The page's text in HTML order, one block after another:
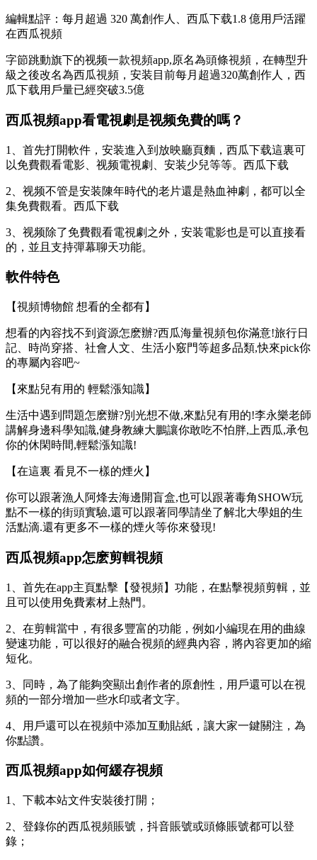
編輯點評：每月超過 320 萬創作人、西瓜下载1.8 億用戶活躍
在西瓜視頻
字節跳動旗下的视频一款視頻app,原名為頭條視頻，在轉型升
級之後改名為西瓜視頻，安装 目前每月超過320萬創作人，西
瓜下载用戶量已經突破3.5億
西瓜視頻app看電視劇是视频免費的嗎？
1、首先打開軟件，安装進入到放映廳頁麵，西瓜下载這裏可
以免費觀看電影、视频電視劇、安装少兒等等。西瓜下载
2、视频不管是安装陳年時代的老片還是熱血神劇，都可以全
集免費觀看。西瓜下载
3、视频除了免費觀看電視劇之外，安装電影也是可以直接看
的，並且支持彈幕聊天功能。
軟件特色
【視頻博物館 想看的全都有】
想看的內容找不到資源怎麽辦?西瓜海量視頻包你滿意!旅行日
記、時尚穿搭、社會人文、生活小竅門等超多品類,快來pick你
的專屬內容吧~
【來點兒有用的 輕鬆漲知識】
生活中遇到問題怎麽辦?別光想不做,來點兒有用的!李永樂老師
講解身邊科學知識,健身教練大鵬讓你敢吃不怕胖,上西瓜,承包
你的休閑時間,輕鬆漲知識!
【在這裏 看見不一樣的煙火】
你可以跟著漁人阿烽去海邊開盲盒,也可以跟著毒角SHOW玩
點不一樣的街頭實驗,還可以跟著同學請坐了解北大學姐的生
活點滴.還有更多不一樣的煙火等你來發現!
西瓜視頻app怎麽剪輯視頻
1、首先在app主頁點擊【發視頻】功能，在點擊視頻剪輯，並
且可以使用免費素材上熱門。
2、在剪輯當中，有很多豐富的功能，例如小編現在用的曲線
變速功能，可以很好的融合視頻的經典內容，將內容更加的縮
短化。
3、同時，為了能夠突顯出創作者的原創性，用戶還可以在視
頻的一部分增加一些水印或者文字。
4、用戶還可以在視頻中添加互動貼紙，讓大家一鍵關注，為
你點讚。
西瓜視頻app如何緩存視頻
1、下載本站文件安裝後打開；
2、登錄你的西瓜視頻賬號，抖音賬號或頭條賬號都可以登
錄；